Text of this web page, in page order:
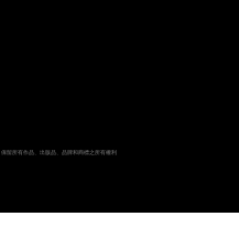
保留所有作品、出版品、品牌和商標之所有權利